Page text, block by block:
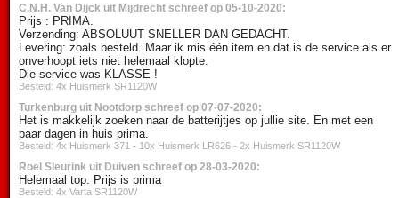
C.N.H. Van Dijck uit Mijdrecht schreef op 05-10-2020:
Prijs : PRIMA.
Verzending: ABSOLUUT SNELLER DAN GEDACHT.
Levering: zoals besteld. Maar ik mis één item en dat is de service als er
onverhoopt iets niet helemaal klopte.
Die service was KLASSE !
Besteld: 4x Huismerk SR1120W
Turkenburg uit Nootdorp schreef op 07-07-2020:
Het is makkelijk zoeken naar de batterijtjes op jullie site. En met een
paar dagen in huis prima.
Besteld: 4x Huismerk 371 - 10x Huismerk LR626 - 2x Huismerk SR1120W
Roel Sleurink uit Duiven schreef op 28-03-2020:
Helemaal top. Prijs is prima
Besteld: 4x Varta SR1120W